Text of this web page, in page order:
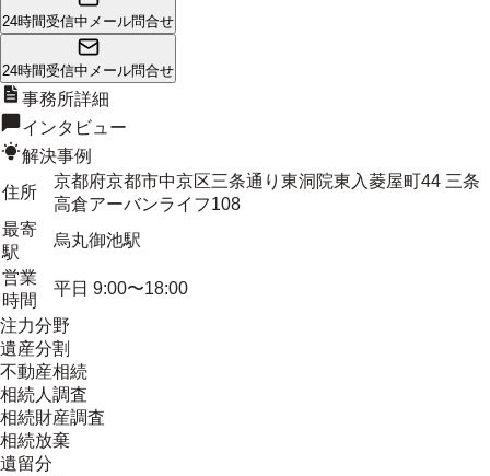
24時間受信中 メール問合せ
24時間受信中 メール問合せ
事務所詳細
インタビュー
解決事例
住所
京都府京都市中京区三条通り東洞院東入菱屋町44 三条
高倉アーバンライフ108
最寄
駅
烏丸御池駅
営業
時間
平日 9:00〜18:00
注力分野
遺産分割
不動産相続
相続人調査
相続財産調査
相続放棄
遺留分